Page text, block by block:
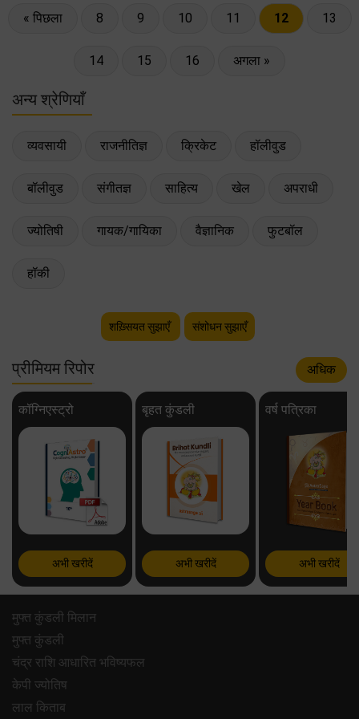
« पिछला 8 9 10 11 12 13
14 15 16 अगला »
अन्य श्रेणियाँ
व्यवसायी राजनीतिज्ञ क्रिकेट हॉलीवुड
बॉलीवुड संगीतज्ञ साहित्य खेल अपराधी
ज्योतिषी गायक/गायिका वैज्ञानिक फुटबॉल
हॉकी
शख़्सियत सुझाएँ संशोधन सुझाएँ
प्रीमियम रिपोर अधिक
कॉग्निएस्ट्रो
अभी खरीदें
बृहत कुंडली
अभी खरीदें
वर्ष पत्रिका
अभी खरीदें
मुफ्त कुंडली मिलान
मुफ्त कुंडली
चंद्र राशि आधारित भविष्यफल
केपी ज्योतिष
लाल किताब